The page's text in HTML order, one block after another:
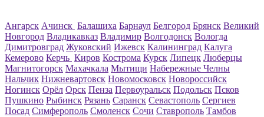
Ангарск Ачинск Балашиха Барнаул Белгород Брянск Великий
Новгород Владикавказ Владимир Волгодонск Вологда
Димитровград Жуковский Ижевск Калининград Калуга
Кемерово Керчь Киров Кострома Курск Липецк Люберцы
Магнитогорск Махачкала Мытищи Набережные Челны
Нальчик Нижневартовск Новомосковск Новороссийск
Ногинск Орёл Орск Пенза Первоуральск Подольск Псков
Пушкино Рыбинск Рязань Саранск Севастополь Сергиев
Посад Симферополь Смоленск Сочи Ставрополь Тамбов